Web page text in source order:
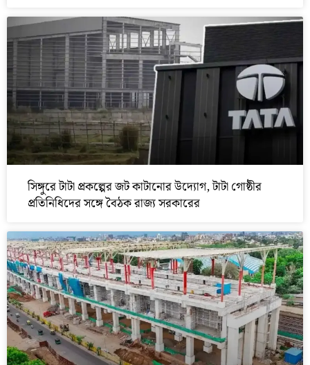
সিঙ্গুরে টাটা প্রকল্পের জট কাটানোর উদ্যোগ, টাটা গোষ্ঠীর
প্রতিনিধিদের সঙ্গে বৈঠক রাজ্য সরকারের